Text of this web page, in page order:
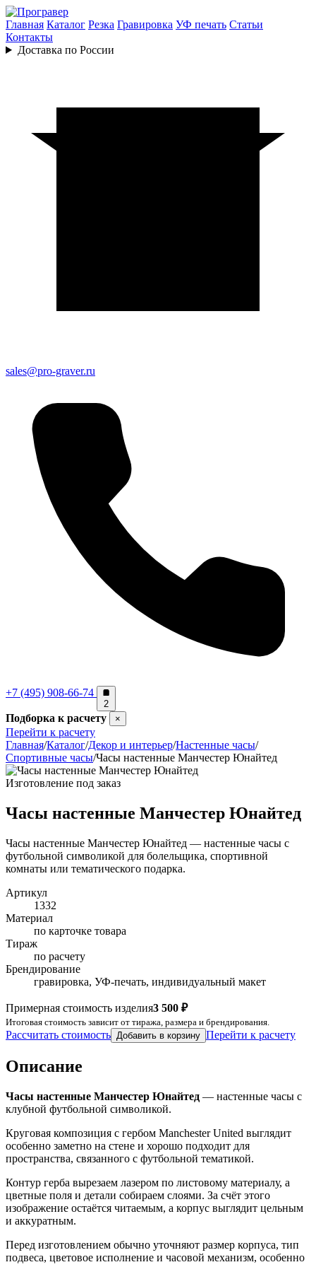
Главная Каталог Резка Гравировка УФ печать Статьи
Контакты
Доставка по России
sales@pro-graver.ru
+7 (495) 908-66-74
2
Подборка к расчету ×
Перейти к расчету
Главная/Каталог/Декор и интерьер/Настенные часы/
Спортивные часы/Часы настенные Манчестер Юнайтед
Изготовление под заказ
Часы настенные Манчестер Юнайтед
Часы настенные Манчестер Юнайтед — настенные часы с
футбольной символикой для болельщика, спортивной
комнаты или тематического подарка.
Артикул
1332
Материал
по карточке товара
Тираж
по расчету
Брендирование
гравировка, УФ-печать, индивидуальный макет
Примерная стоимость изделия3 500 ₽
Итоговая стоимость зависит от тиража, размера и брендирования.
Рассчитать стоимость Добавить в корзину Перейти к расчету
Описание
Часы настенные Манчестер Юнайтед — настенные часы с
клубной футбольной символикой.
Круговая композиция с гербом Manchester United выглядит
особенно заметно на стене и хорошо подходит для
пространства, связанного с футбольной тематикой.
Контур герба вырезаем лазером по листовому материалу, а
цветные поля и детали собираем слоями. За счёт этого
изображение остаётся читаемым, а корпус выглядит цельным
и аккуратным.
Перед изготовлением обычно уточняют размер корпуса, тип
подвеса, цветовое исполнение и часовой механизм, особенно